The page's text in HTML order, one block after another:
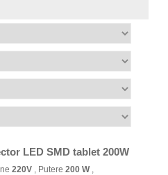
LED SMD tablet 200W
220V , Putere 200 W,